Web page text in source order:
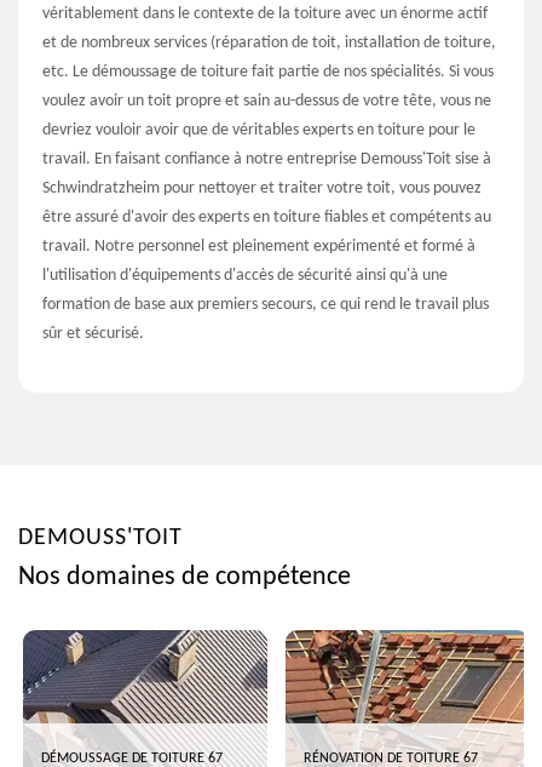
véritablement dans le contexte de la toiture avec un énorme actif
et de nombreux services (réparation de toit, installation de toiture,
etc. Le démoussage de toiture fait partie de nos spécialités. Si vous
voulez avoir un toit propre et sain au-dessus de votre tête, vous ne
devriez vouloir avoir que de véritables experts en toiture pour le
travail. En faisant confiance à notre entreprise Demouss'Toit sise à
Schwindratzheim pour nettoyer et traiter votre toit, vous pouvez
être assuré d'avoir des experts en toiture fiables et compétents au
travail. Notre personnel est pleinement expérimenté et formé à
l'utilisation d'équipements d'accès de sécurité ainsi qu'à une
formation de base aux premiers secours, ce qui rend le travail plus
sûr et sécurisé.
DEMOUSS'TOIT
Nos domaines de compétence
DÉMOUSSAGE DE TOITURE 67 RÉNOVATION DE TOITURE 67